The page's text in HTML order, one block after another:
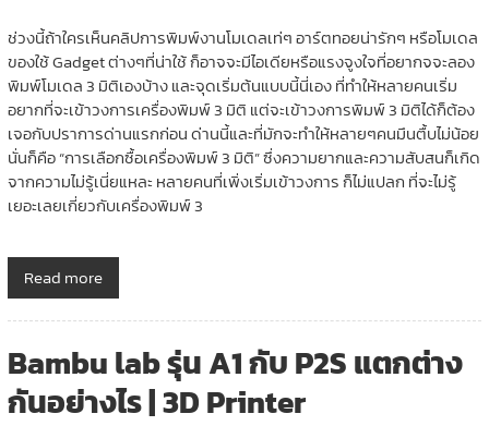
ช่วงนี้ถ้าใครเห็นคลิปการพิมพ์งานโมเดลเท่ๆ อาร์ตทอยน่ารักๆ หรือโมเดล
ของใช้ Gadget ต่างๆที่น่าใช้ ก็อาจจะมีไอเดียหรือแรงจูงใจที่อยากจจะลอง
พิมพ์โมเดล 3 มิติเองบ้าง และจุดเริ่มต้นแบบนี้นี่เอง ที่ทำให้หลายคนเริ่ม
อยากที่จะเข้าวงการเครื่องพิมพ์ 3 มิติ แต่จะเข้าวงการพิมพ์ 3 มิติได้ก็ต้อง
เจอกับปราการด่านแรกก่อน ด่านนี้และที่มักจะทำให้หลายๆคนมึนตื้บไม่น้อย
นั่นก็คือ “การเลือกซื้อเครื่องพิมพ์ 3 มิติ” ซึ่งความยากและความสับสนก็เกิด
จากความไม่รู้เนี่ยแหละ หลายคนที่เพิ่งเริ่มเข้าวงการ ก็ไม่แปลก ที่จะไม่รู้
เยอะเลยเกี่ยวกับเครื่องพิมพ์ 3
Read more
Bambu lab รุ่น A1 กับ P2S แตกต่าง
กันอย่างไร | 3D Printer